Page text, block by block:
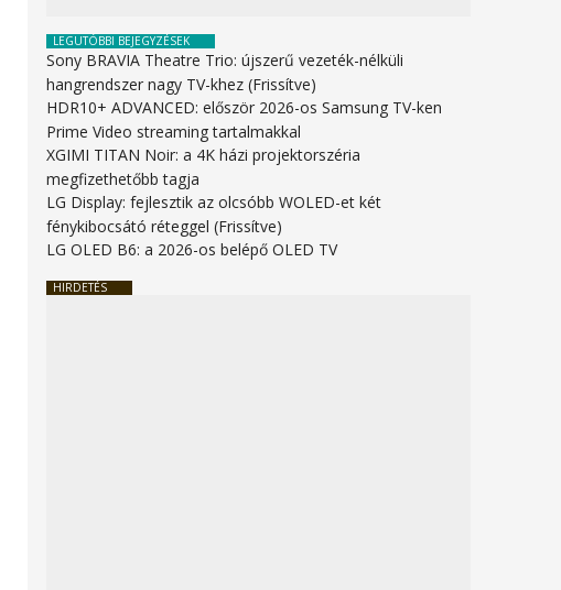
LEGUTÓBBI BEJEGYZÉSEK
Sony BRAVIA Theatre Trio: újszerű vezeték-nélküli
hangrendszer nagy TV-khez (Frissítve)
HDR10+ ADVANCED: először 2026-os Samsung TV-ken
Prime Video streaming tartalmakkal
XGIMI TITAN Noir: a 4K házi projektorszéria
megfizethetőbb tagja
LG Display: fejlesztik az olcsóbb WOLED-et két
fénykibocsátó réteggel (Frissítve)
LG OLED B6: a 2026-os belépő OLED TV
HIRDETÉS